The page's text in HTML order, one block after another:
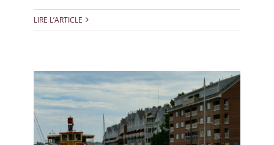
LIRE L’ARTICLE